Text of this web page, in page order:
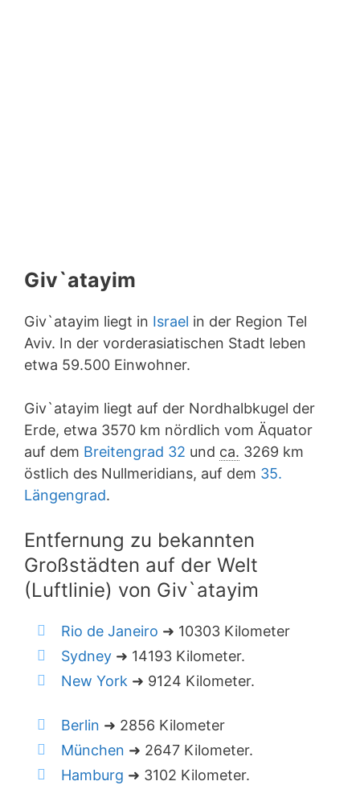
Giv`atayim
Giv`atayim liegt in Israel in der Region Tel
Aviv. In der vorderasiatischen Stadt leben
etwa 59.500 Einwohner.
Giv`atayim liegt auf der Nordhalbkugel der
Erde, etwa 3570 km nördlich vom Äquator
auf dem Breitengrad 32 und ca. 3269 km
östlich des Nullmeridians, auf dem 35.
Längengrad.
Entfernung zu bekannten
Großstädten auf der Welt
(Luftlinie) von Giv`atayim
Rio de Janeiro ➜ 10303 Kilometer
Sydney ➜ 14193 Kilometer.
New York ➜ 9124 Kilometer.
Berlin ➜ 2856 Kilometer
München ➜ 2647 Kilometer.
Hamburg ➜ 3102 Kilometer.